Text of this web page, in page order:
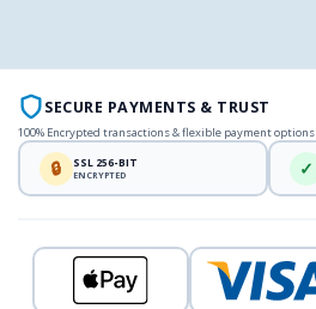
SECURE PAYMENTS & TRUST
100% Encrypted transactions & flexible payment options
🔒 SSL 256-BIT
ENCRYPTED ✓